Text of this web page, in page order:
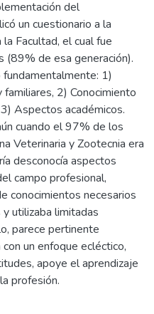
del
un cuestionario a la
Facultad, el cual fue
de esa generación).
fundamentalmente: 1)
2) Conocimiento
Aspectos académicos.
cuando el 97% de los
Veterinaria y Zootecnia era
desconocía aspectos
campo profesional,
conocimientos necesarios
utilizaba limitadas
parece pertinente
un enfoque ecléctico,
apoye el aprendizaje
profesión.